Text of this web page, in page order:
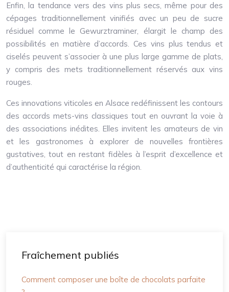
Enfin, la tendance vers des vins plus secs, même pour des
cépages traditionnellement vinifiés avec un peu de sucre
résiduel comme le Gewurztraminer, élargit le champ des
possibilités en matière d’accords. Ces vins plus tendus et
ciselés peuvent s’associer à une plus large gamme de plats,
y compris des mets traditionnellement réservés aux vins
rouges.
Ces innovations viticoles en Alsace redéfinissent les contours
des accords mets-vins classiques tout en ouvrant la voie à
des associations inédites. Elles invitent les amateurs de vin
et les gastronomes à explorer de nouvelles frontières
gustatives, tout en restant fidèles à l’esprit d’excellence et
d’authenticité qui caractérise la région.
Fraîchement publiés
Comment composer une boîte de chocolats parfaite